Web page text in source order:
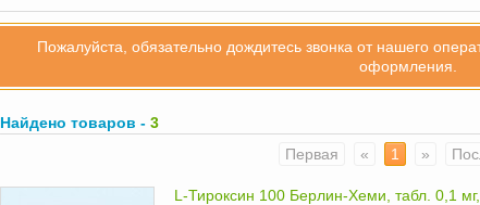
Пожалуйста, обязательно дождитесь звонка от нашего
оформления.
Найдено товаров - 3
Первая
« 1 »
L-Тироксин 100 Берлин-Хеми, табл. 0,1